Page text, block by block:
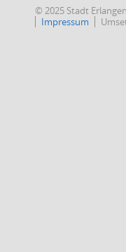
© 2025 Stadt Erlangen
Impressum